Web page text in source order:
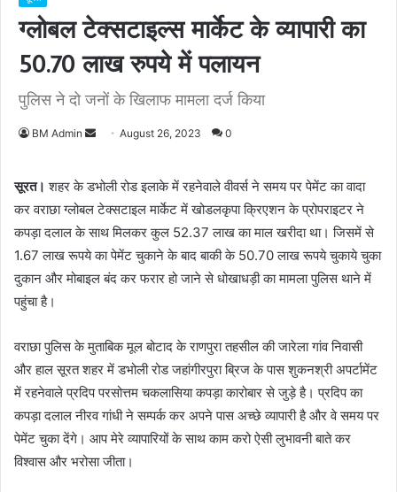
ग्लोबल टेक्सटाइल्स मार्केट के व्यापारी का
50.70 लाख रुपये में पलायन
पुलिस ने दो जनों के खिलाफ मामला दर्ज किया
BM Admin
n
a
n
e
m
l
August 26, 2023 0
सूरत। शहर के डभोली रोड इलाके में रहनेवाले वीवर्स ने समय पर पेमेंट का वादा
कर वराछा ग्लोबल टेक्सटाइल मार्केट में खोडलकृपा क्रिएशन के प्रोपराइटर ने
कपड़ा दलाल के साथ मिलकर कुल 52.37 लाख का माल खरीदा था। जिसमें से
1.67 लाख रूपये का पेमेंट चुकाने के बाद बाकी के 50.70 लाख रूपये चुकाये चुका
दुकान और मोबाइल बंद कर फरार हो जाने से धोखाधड़ी का मामला पुलिस थाने में
पहुंचा है।
वराछा पुलिस के मुताबिक मूल बोटाद के राणपुरा तहसील की जारेला गांव निवासी
और हाल सूरत शहर में डभोली रोड जहांगीरपुरा ब्रिज के पास शुकनश्री अपर्टामेंट
में रहनेवाले प्रदिप परसोत्तम चकलासिया कपड़ा कारोबार से जुड़े है। प्रदिप का
कपड़ा दलाल नीरव गांधी ने सम्पर्क कर अपने पास अच्छे व्यापारी है और वे समय पर
पेमेंट चुका देंगे। आप मेरे व्यापारियों के साथ काम करो ऐसी लुभावनी बाते कर
विश्वास और भरोसा जीता।